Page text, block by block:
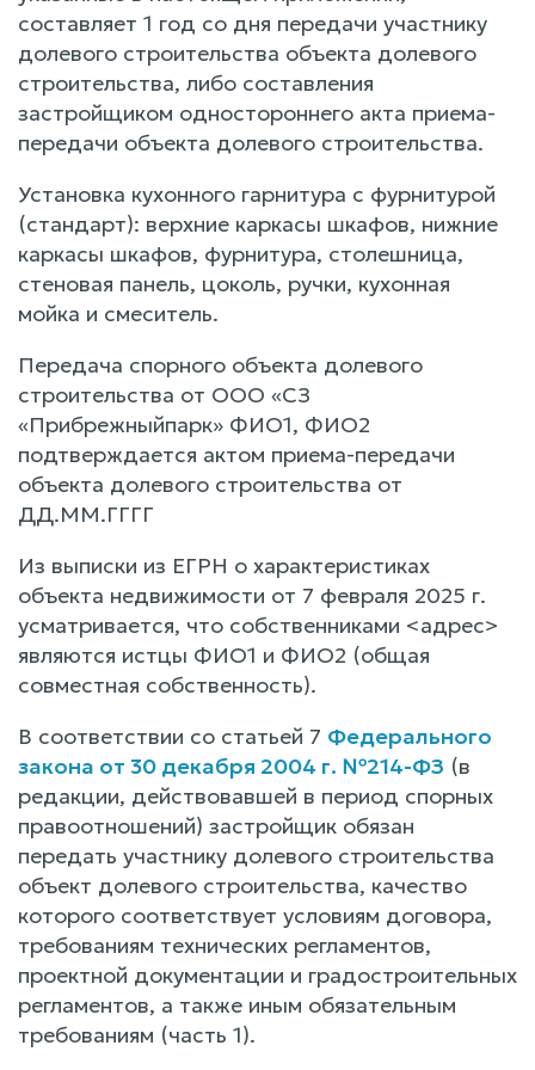
составляет 1 год со дня передачи участнику
долевого строительства объекта долевого
строительства, либо составления
застройщиком одностороннего акта приема-
передачи объекта долевого строительства.
Установка кухонного гарнитура с фурнитурой
(стандарт): верхние каркасы шкафов, нижние
каркасы шкафов, фурнитура, столешница,
стеновая панель, цоколь, ручки, кухонная
мойка и смеситель.
Передача спорного объекта долевого
строительства от ООО «СЗ
«Прибрежныйпарк» ФИО1, ФИО2
подтверждается актом приема-передачи
объекта долевого строительства от
ДД.ММ.ГГГГ
Из выписки из ЕГРН о характеристиках
объекта недвижимости от 7 февраля 2025 г.
усматривается, что собственниками <адрес>
являются истцы ФИО1 и ФИО2 (общая
совместная собственность).
В соответствии со статьей 7 Федерального
закона от 30 декабря 2004 г. №214-ФЗ (в
редакции, действовавшей в период спорных
правоотношений) застройщик обязан
передать участнику долевого строительства
объект долевого строительства, качество
которого соответствует условиям договора,
требованиям технических регламентов,
проектной документации и градостроительных
регламентов, а также иным обязательным
требованиям (часть 1).